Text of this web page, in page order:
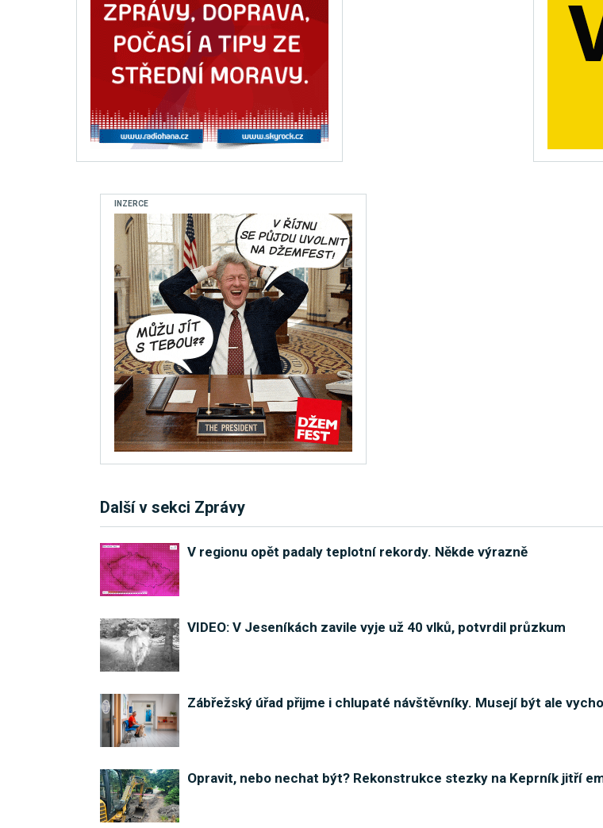
INZERCE
Další v sekci Zprávy
V regionu opět padaly teplotní rekordy. Někde výrazně
VIDEO: V Jeseníkách zavile vyje už 40 vlků, potvrdil průzkum
Zábřežský úřad přijme i chlupaté návštěvníky. Musejí být ale
Opravit, nebo nechat být? Rekonstrukce stezky na Keprník jitří